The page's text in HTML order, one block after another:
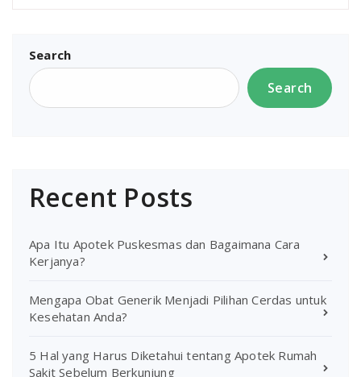
Search
Search
Recent Posts
Apa Itu Apotek Puskesmas dan Bagaimana Cara
Kerjanya?
Mengapa Obat Generik Menjadi Pilihan Cerdas untuk
Kesehatan Anda?
5 Hal yang Harus Diketahui tentang Apotek Rumah
Sakit Sebelum Berkunjung